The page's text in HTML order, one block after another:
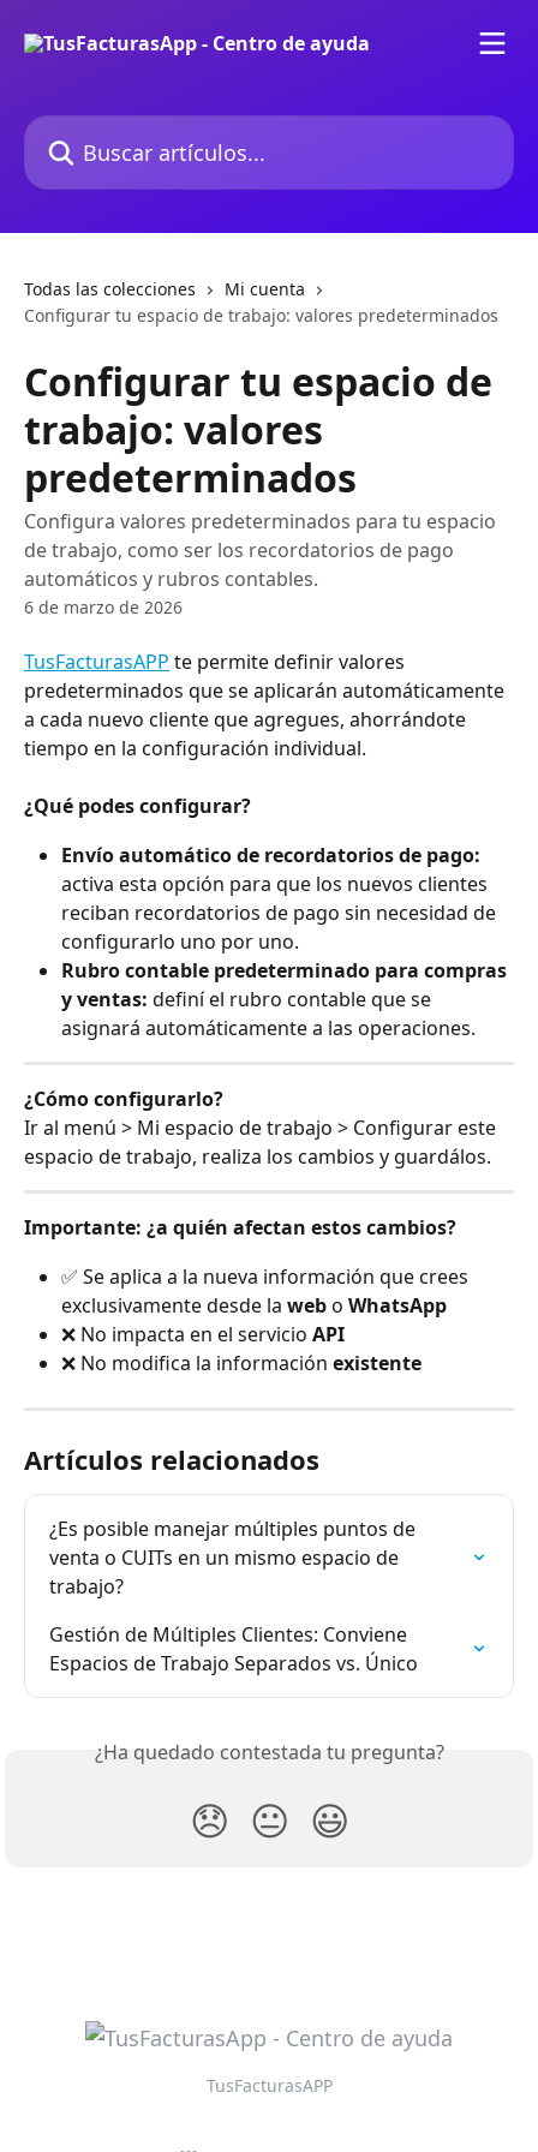
Buscar artículos...
Todas las colecciones
Mi cuenta
Configurar tu espacio de trabajo: valores predeterminados
Configurar tu espacio de
trabajo: valores
predeterminados
Configura valores predeterminados para tu espacio
de trabajo, como ser los recordatorios de pago
automáticos y rubros contables.
6 de marzo de 2026
TusFacturasAPP te permite definir valores
predeterminados que se aplicarán automáticamente
a cada nuevo cliente que agregues, ahorrándote
tiempo en la configuración individual.
¿Qué podes configurar?
Envío automático de recordatorios de pago:
activa esta opción para que los nuevos clientes
reciban recordatorios de pago sin necesidad de
configurarlo uno por uno.
Rubro contable predeterminado para compras
y ventas: definí el rubro contable que se
asignará automáticamente a las operaciones.
¿Cómo configurarlo?
Ir al menú > Mi espacio de trabajo > Configurar este
espacio de trabajo, realiza los cambios y guardálos.
Importante: ¿a quién afectan estos cambios?
✅ Se aplica a la nueva información que crees
exclusivamente desde la web o WhatsApp
❌ No impacta en el servicio API
❌ No modifica la información existente
Artículos relacionados
¿Es posible manejar múltiples puntos de
venta o CUITs en un mismo espacio de
trabajo?
Gestión de Múltiples Clientes: Conviene
Espacios de Trabajo Separados vs. Único
¿Ha quedado contestada tu pregunta?
😞 😐 😃
TusFacturasAPP